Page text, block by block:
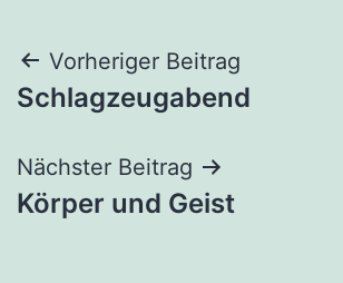
Beitragsnavigation
Vorheriger Beitrag
Schlagzeugabend
Nächster Beitrag
Körper und Geist